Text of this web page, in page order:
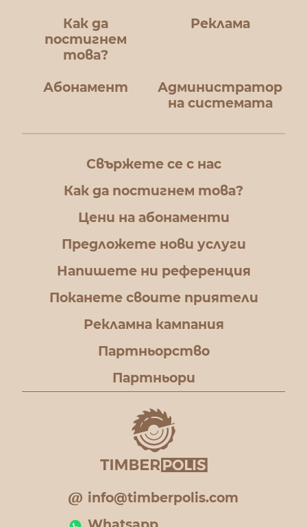
Как да
постигнем
това?
Реклама
Абонамент
Администратор
на системата
Свържете се с нас
Как да постигнем това?
Цени на абонаменти
Предложете нови услуги
Напишете ни референция
Поканете своите приятели
Рекламна кампания
Партньорство
Партньори
info@timberpolis.com